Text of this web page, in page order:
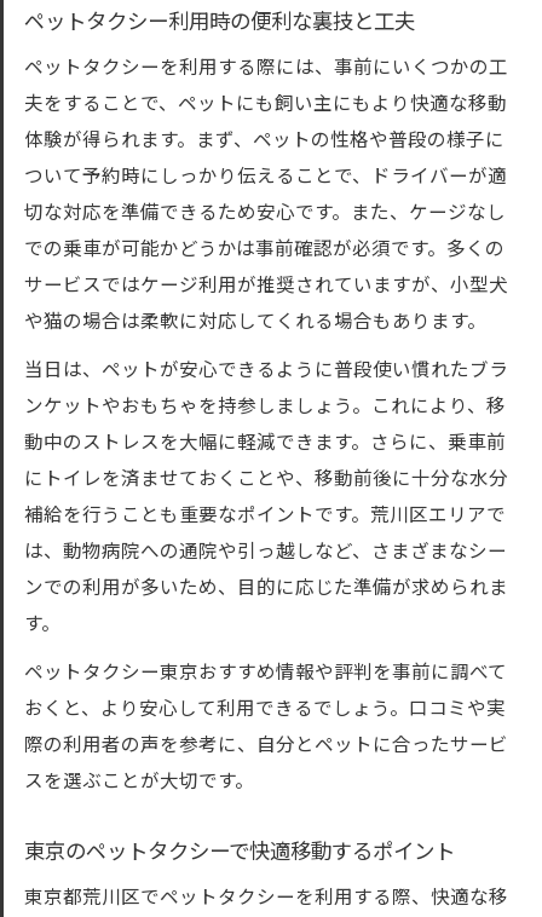
ペットタクシー利用時の便利な裏技と工夫
ペットタクシーを利用する際には、事前にいくつかの工
夫をすることで、ペットにも飼い主にもより快適な移動
体験が得られます。まず、ペットの性格や普段の様子に
ついて予約時にしっかり伝えることで、ドライバーが適
切な対応を準備できるため安心です。また、ケージなし
での乗車が可能かどうかは事前確認が必須です。多くの
サービスではケージ利用が推奨されていますが、小型犬
や猫の場合は柔軟に対応してくれる場合もあります。
当日は、ペットが安心できるように普段使い慣れたブラ
ンケットやおもちゃを持参しましょう。これにより、移
動中のストレスを大幅に軽減できます。さらに、乗車前
にトイレを済ませておくことや、移動前後に十分な水分
補給を行うことも重要なポイントです。荒川区エリアで
は、動物病院への通院や引っ越しなど、さまざまなシー
ンでの利用が多いため、目的に応じた準備が求められま
す。
ペットタクシー東京おすすめ情報や評判を事前に調べて
おくと、より安心して利用できるでしょう。口コミや実
際の利用者の声を参考に、自分とペットに合ったサービ
スを選ぶことが大切です。
東京のペットタクシーで快適移動するポイント
東京都荒川区でペットタクシーを利用する際、快適な移